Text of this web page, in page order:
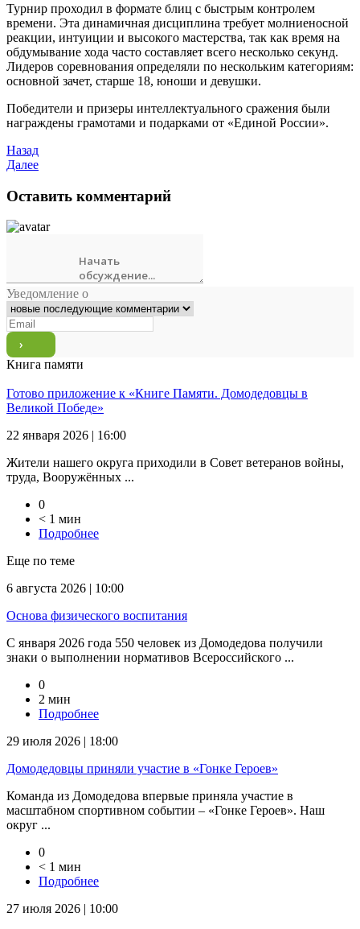
Турнир проходил в формате блиц с быстрым контролем
времени. Эта динамичная дисциплина требует молниеносной
реакции, интуиции и высокого мастерства, так как время на
обдумывание хода часто составляет всего несколько секунд.
Лидеров соревнования определяли по нескольким категориям:
основной зачет, старше 18, юноши и девушки.
Победители и призеры интеллектуального сражения были
награждены грамотами и подарками от «Единой России».
Назад
Далее
Оставить комментарий
Уведомление о
Книга памяти
Готово приложение к «Книге Памяти. Домодедовцы в
Великой Победе»
22 января 2026 | 16:00
Жители нашего округа приходили в Совет ветеранов войны,
труда, Вооружённых ...
0
< 1 мин
Подробнее
Еще по теме
6 августа 2026 | 10:00
Основа физического воспитания
С января 2026 года 550 человек из Домодедова получили
знаки о выполнении нормативов Всероссийского ...
0
2 мин
Подробнее
29 июля 2026 | 18:00
Домодедовцы приняли участие в «Гонке Героев»
Команда из Домодедова впервые приняла участие в
масштабном спортивном событии – «Гонке Героев». Наш
округ ...
0
< 1 мин
Подробнее
27 июля 2026 | 10:00